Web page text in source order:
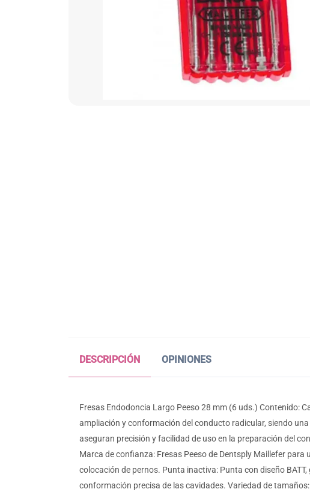
DESCRIPCIÓN OPINIONES
Fresas Endodoncia Largo Peeso 28 mm (6 uds.) Contenido:
ampliación y conformación del conducto radicular, siendo
aseguran precisión y facilidad de uso en la preparación del
Marca de confianza: Fresas Peeso de Dentsply Maillefer
colocación de pernos. Punta inactiva: Punta con diseño
conformación precisa de las cavidades. Variedad de